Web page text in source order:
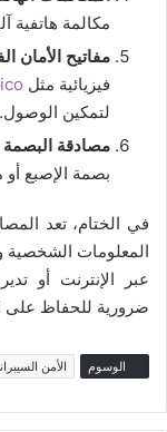
مكالمة هاتفية
مفاتيح الأمان
فيزيائية مثل
لتمكين الوصول.
مصادقة
بصمة الإصبع
في الختام، تعد
المعلومات
عبر الإنترنت أو
ضرورية للحفاظ
الوسوم الأمن